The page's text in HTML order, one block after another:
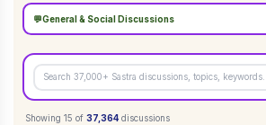
💬General & Social Discussions
Showing 15 of 37,364 discussions